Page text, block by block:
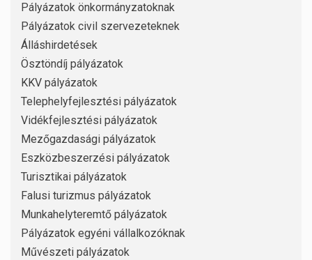
Pályázatok önkormányzatoknak
Pályázatok civil szervezeteknek
Álláshirdetések
Ösztöndíj pályázatok
KKV pályázatok
Telephelyfejlesztési pályázatok
Vidékfejlesztési pályázatok
Mezőgazdasági pályázatok
Eszközbeszerzési pályázatok
Turisztikai pályázatok
Falusi turizmus pályázatok
Munkahelyteremtő pályázatok
Pályázatok egyéni vállalkozóknak
Művészeti pályázatok